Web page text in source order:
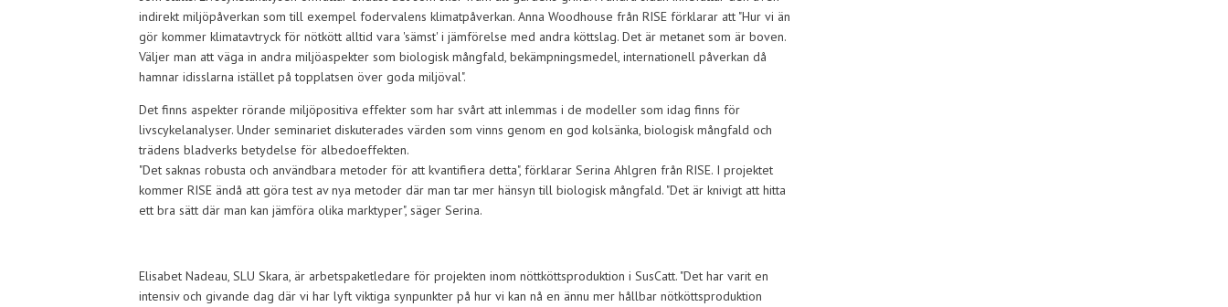
indirekt miljöpåverkan som till exempel fodervalens klimatpåverkan. Anna Woodhouse från RISE förklarar att "Hur vi än
gör kommer klimatavtryck för nötkött alltid vara 'sämst' i jämförelse med andra köttslag. Det är metanet som är boven.
Väljer man att väga in andra miljöaspekter som biologisk mångfald, bekämpningsmedel, internationell påverkan då
hamnar idisslarna istället på topplatsen över goda miljöval".
Det finns aspekter rörande miljöpositiva effekter som har svårt att inlemmas i de modeller som idag finns för
livscykelanalyser. Under seminariet diskuterades värden som vinns genom en god kolsänka, biologisk mångfald och
trädens bladverks betydelse för albedoeffekten.
"Det saknas robusta och användbara metoder för att kvantifiera detta", förklarar Serina Ahlgren från RISE. I projektet
kommer RISE ändå att göra test av nya metoder där man tar mer hänsyn till biologisk mångfald. "Det är knivigt att hitta
ett bra sätt där man kan jämföra olika marktyper", säger Serina.
Elisabet Nadeau, SLU Skara, är arbetspaketledare för projekten inom nöttköttsproduktion i SusCatt. "Det har varit en
intensiv och givande dag där vi har lyft viktiga synpunkter på hur vi kan nå en ännu mer hållbar nötköttsproduktion